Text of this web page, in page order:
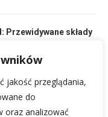
jakość przeglądania,
do
oraz analizować
Przewidywane składy
hitowym starciu?